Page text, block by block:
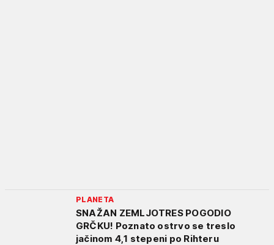
PLANETA
SNAŽAN ZEMLJOTRES POGODIO
GRČKU! Poznato ostrvo se treslo
jačinom 4,1 stepeni po Rihteru